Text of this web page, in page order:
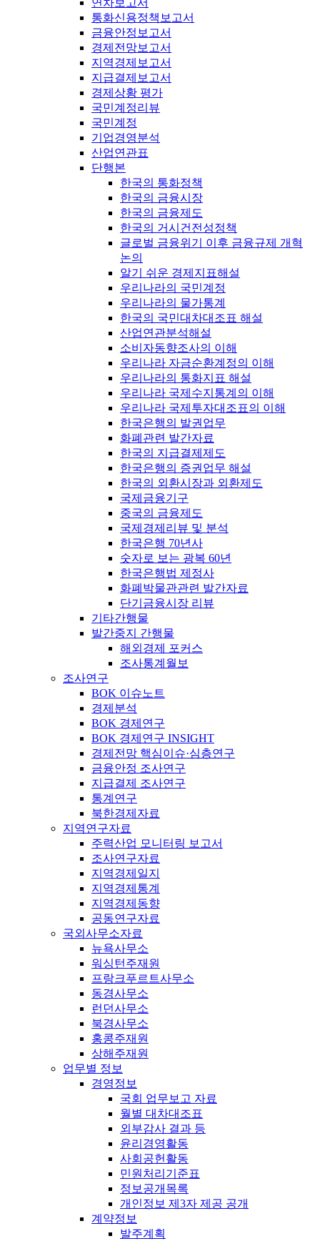
연차보고서
통화신용정책보고서
금융안정보고서
경제전망보고서
지역경제보고서
지급결제보고서
경제상황 평가
국민계정리뷰
국민계정
기업경영분석
산업연관표
단행본
한국의 통화정책
한국의 금융시장
한국의 금융제도
한국의 거시건전성정책
글로벌 금융위기 이후 금융규제 개혁
논의
알기 쉬운 경제지표해설
우리나라의 국민계정
우리나라의 물가통계
한국의 국민대차대조표 해설
산업연관분석해설
소비자동향조사의 이해
우리나라 자금순환계정의 이해
우리나라의 통화지표 해설
우리나라 국제수지통계의 이해
우리나라 국제투자대조표의 이해
한국은행의 발권업무
화폐관련 발간자료
한국의 지급결제제도
한국은행의 증권업무 해설
한국의 외환시장과 외환제도
국제금융기구
중국의 금융제도
국제경제리뷰 및 분석
한국은행 70년사
숫자로 보는 광복 60년
한국은행법 제정사
화폐박물관관련 발간자료
단기금융시장 리뷰
기타간행물
발간중지 간행물
해외경제 포커스
조사통계월보
조사연구
BOK 이슈노트
경제분석
BOK 경제연구
BOK 경제연구 INSIGHT
경제전망 핵심이슈·심층연구
금융안정 조사연구
지급결제 조사연구
통계연구
북한경제자료
지역연구자료
주력산업 모니터링 보고서
조사연구자료
지역경제일지
지역경제통계
지역경제동향
공동연구자료
국외사무소자료
뉴욕사무소
워싱턴주재원
프랑크푸르트사무소
동경사무소
런던사무소
북경사무소
홍콩주재원
상해주재원
업무별 정보
경영정보
국회 업무보고 자료
월별 대차대조표
외부감사 결과 등
윤리경영활동
사회공헌활동
민원처리기준표
정보공개목록
개인정보 제3자 제공 공개
계약정보
발주계획